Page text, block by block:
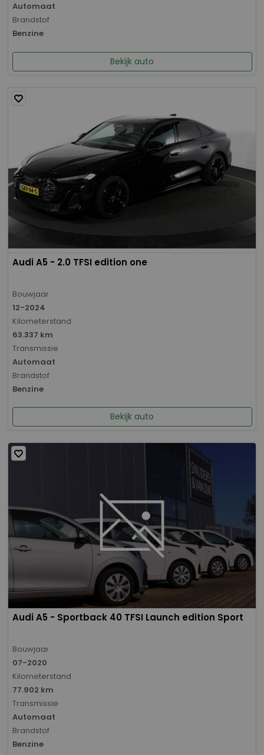
Automaat
Brandstof
Benzine
Bekijk auto
Audi A5 - 2.0 TFSI edition one
Bouwjaar
12-2024
Kilometerstand
63.337 km
Transmissie
Automaat
Brandstof
Benzine
Bekijk auto
Audi A5 - Sportback 40 TFSI Launch edition Sport
Bouwjaar
07-2020
Kilometerstand
77.902 km
Transmissie
Automaat
Brandstof
Benzine